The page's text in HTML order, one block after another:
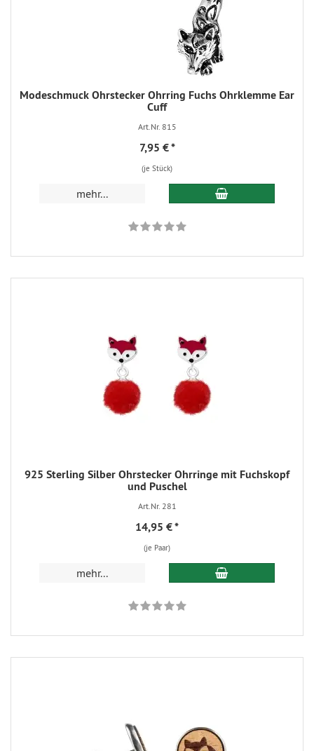
Modeschmuck Ohrstecker Ohrring Fuchs Ohrklemme Ear
Cuff
Art.Nr. 815
7,95 €*
(je Stück)
mehr...
925 Sterling Silber Ohrstecker Ohrringe mit Fuchskopf
und Puschel
Art.Nr. 281
14,95 €*
(je Paar)
mehr...